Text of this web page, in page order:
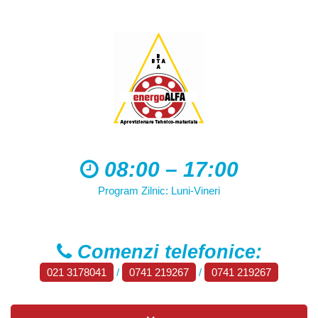
08:00 – 17:00
Program Zilnic: Luni-Vineri
Comenzi telefonice:
021 3178041 / 0741 219267 / 0741 219267